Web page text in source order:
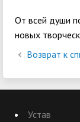
От всей души
новых
Возврат к
Устав